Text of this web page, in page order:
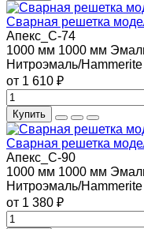
Сварная решетка
Апекс_С-74
1000 мм 1000 мм
Нитроэмаль/Hammerite
от 1 610 ₽
Купить
Сварная решетка
Апекс_С-90
1000 мм 1000 мм
Нитроэмаль/Hammerite
от 1 380 ₽